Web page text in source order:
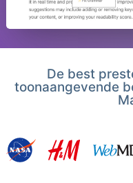
De best
toonaangevende